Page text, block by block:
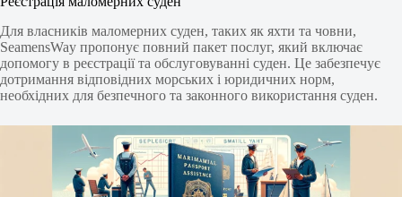
Для власників маломерних суден, таких як яхти та човни,
SeamensWay пропонує повний пакет послуг, який включає
допомогу в реєстрації та обслуговуванні суден. Це забезпечує
дотримання відповідних морських і юридичних норм,
необхідних для безпечного та законного використання суден.